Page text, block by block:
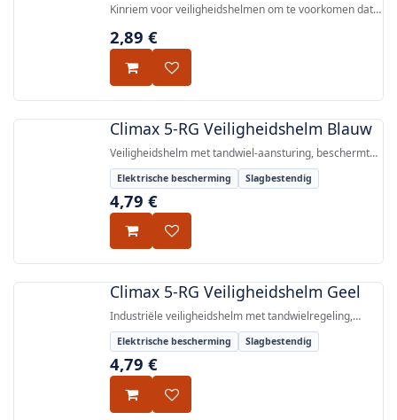
Kinriem voor veiligheidshelmen om te voorkomen dat
plastic haken verankerd aan elk uiteinde van de
2,89 €
Climax 5-RG Veiligheidshelm Blauw
Veiligheidshelm met tandwiel-aansturing, beschermt
tegen vallende voorwerpen en elektrische ontladingen
tot 1000V AC / 1500V DC, gecertificeerd volgens EN
397:2012+A1:2012 en EN 50365:2002.
Elektrische bescherming Slagbestendig
4,79 €
Climax 5-RG Veiligheidshelm Geel
Industriële veiligheidshelm met tandwielregeling,
beschermt tegen vallende voorwerpen en elektrische
ontladingen tot 1000 V AC / 1500 V DC, gecertificeerd
volgens EN 397:2012+A1:2012 en EN 50365:2002.
Elektrische bescherming Slagbestendig
4,79 €